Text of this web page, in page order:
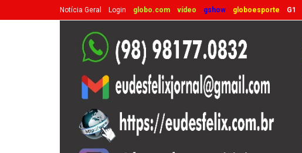
Notícia Geral Login globo.com vídeo gshow globoesporte G1